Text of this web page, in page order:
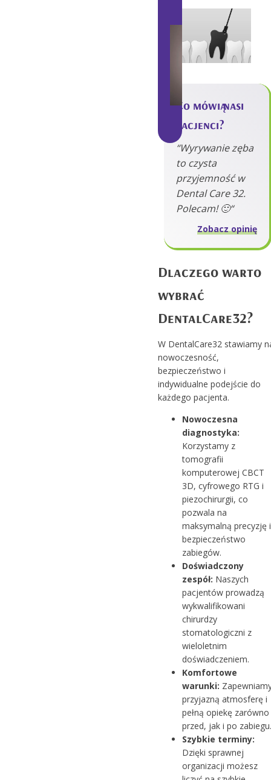
Co mówią nasi
pacjenci?
“Wyrywanie zęba
to czysta
przyjemność w
Dental Care 32.
Polecam! 🙂“
Zobacz opinię
Dlaczego warto
wybrać
DentalCare32?
W DentalCare32 stawiamy
nowoczesność,
bezpieczeństwo i
indywidualne podejście do
każdego pacjenta.
Nowoczesna
diagnostyka:
Korzystamy z
tomografii
komputerowej CBCT
3D, cyfrowego RTG i
piezochirurgii, co
pozwala na
maksymalną precyzję i
bezpieczeństwo
zabiegów.
Doświadczony
zespół: Naszych
pacjentów prowadzą
wykwalifikowani
chirurdzy
stomatologiczni z
wieloletnim
doświadczeniem.
Komfortowe
warunki:
przyjazną atmosferę i
pełną opiekę zarówno
przed, jak i po zabiegu.
Szybkie terminy:
Dzięki sprawnej
organizacji możesz
Objawy zepsutej